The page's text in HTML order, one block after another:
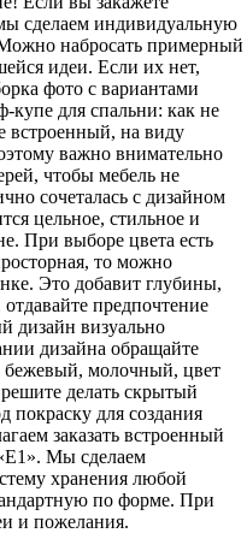
сделаем индивидуальную
набросать примерный
идеи. Если их нет,
фото с вариантами
для спальни: как не
встроенный, на виду
важно внимательно
чтобы мебель не
сочеталась с дизайном
цельное, стильное и
При выборе цвета есть
то можно
Это добавит глубины,
предпочтение
дизайн визуально
дизайна обращайте
бежевый, молочный, цвет
делать скрытый
покраску для создания
заказать встроенный
Мы сделаем
хранения любой
по форме. При
и пожелания.